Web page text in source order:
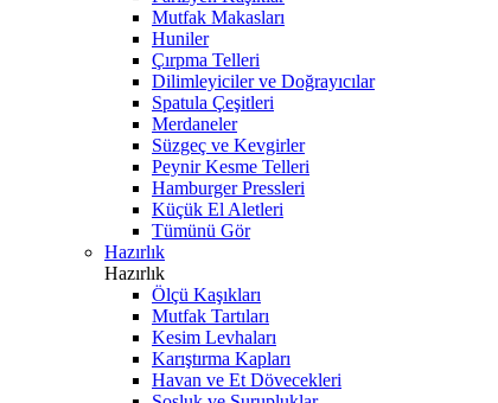
Mutfak Makasları
Huniler
Çırpma Telleri
Dilimleyiciler ve Doğrayıcılar
Spatula Çeşitleri
Merdaneler
Süzgeç ve Kevgirler
Peynir Kesme Telleri
Hamburger Pressleri
Küçük El Aletleri
Tümünü Gör
Hazırlık
Hazırlık
Ölçü Kaşıkları
Mutfak Tartıları
Kesim Levhaları
Karıştırma Kapları
Havan ve Et Dövecekleri